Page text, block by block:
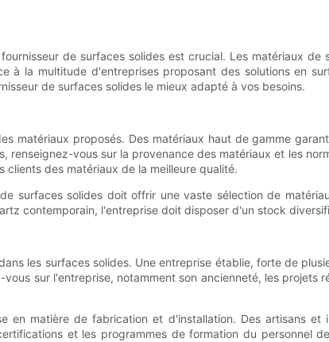
de surfaces solides est crucial. Les matériaux de
à la multitude d'entreprises proposant des solutions en
de surfaces solides le mieux adapté à vos besoins.
matériaux proposés. Des matériaux haut de gamme
vous sur la provenance des matériaux et les
des matériaux de la meilleure qualité.
surfaces solides doit offrir une vaste sélection de
contemporain, l'entreprise doit disposer d'un stock
les surfaces solides. Une entreprise établie, forte de
sur l'entreprise, notamment son ancienneté, les projets
matière de fabrication et d'installation. Des artisans et
et les programmes de formation du personnel